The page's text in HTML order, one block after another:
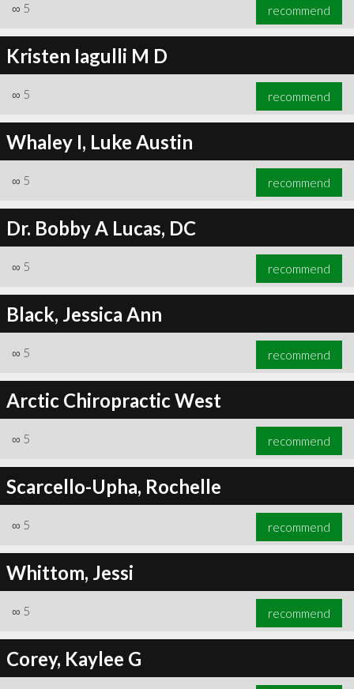
∞ 5 recommend
Kristen Iagulli M D
∞ 5 recommend
Whaley I, Luke Austin
∞ 5 recommend
Dr. Bobby A Lucas, DC
∞ 5 recommend
Black, Jessica Ann
∞ 5 recommend
Arctic Chiropractic West
∞ 5 recommend
Scarcello-Upha, Rochelle
∞ 5 recommend
Whittom, Jessi
∞ 5 recommend
Corey, Kaylee G